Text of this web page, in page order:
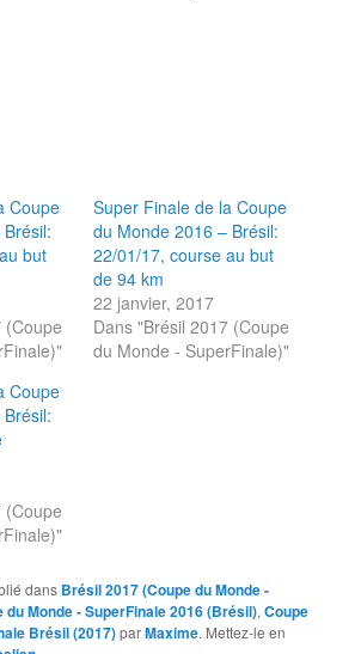
Coupe
but
(Coupe
Super Finale de la Coupe
du Monde 2016 – Brésil:
22/01/17, course au but
de 94 km
22 janvier, 2017
Dans "Brésil 2017 (Coupe
du Monde - SuperFinale)"
Coupe
(Coupe
dans Brésil 2017 (Coupe du Monde -
du Monde - SuperFinale 2016 (Brésil),Coupe
Brésil (2017)parMaxime. Mettez-le en